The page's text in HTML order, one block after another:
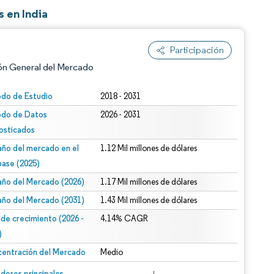
en India
Participación
General del Mercado
de Estudio 2018 - 2031
de Datos
2026 - 2031
del mercado en el
(2025)
1.12 Mil millones de dólares
del Mercado (2026) 1.17 Mil millones de dólares
del Mercado (2031) 1.43 Mil millones de dólares
de crecimiento (2026 -
4.14% CAGR
del Mercado Medio
© Mordor Intelligence. El uso requiere atribución según CC BY 4.0.
CC BY 4.0.